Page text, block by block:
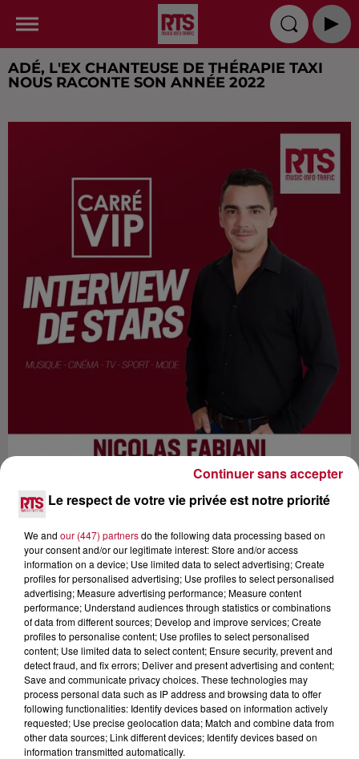
ADÉ, L'EX CHANTEUSE DE THÉRAPIE TAXI
NOUS RACONTE SON ANNÉE 2022
Lecture (38 min 19 sec)
RTS
20 décembre 2022 - 38 min 19 sec
ADÉ, L'EX CHANTEUSE DE THÉRAPIE TAXI
NOUS RACONTE SON ANNÉE 2022
Après le succès supersonique de Thérapie Taxi, Adé
Le respect de votre vie privée est notre priorité
We and our (447) partnersdo the following data processing based on
your consent and/or our legitimate interest: Store and/or access
information on a device; Use limited data to select advertising; Create
profiles for personalised advertising; Use profiles to select personalised
advertising; Measure advertising performance; Measure content
performance; Understand audiences through statistics or combinations
of data from different sources; Develop and improve services; Create
profiles to personalise content; Use profiles to select personalised
content; Use limited data to select content; Ensure security, prevent and
detect fraud, and fix errors; Deliver and present advertising and content;
Save and communicate privacy choices. These technologies may
process personal data such as IP address and browsing data to offer
following functionalities: Identify devices based on information actively
requested; Use precise geolocation data; Match and combine data from
other data sources; Link different devices; Identify devices based on
information transmitted automatically.
Continuer sans accepter